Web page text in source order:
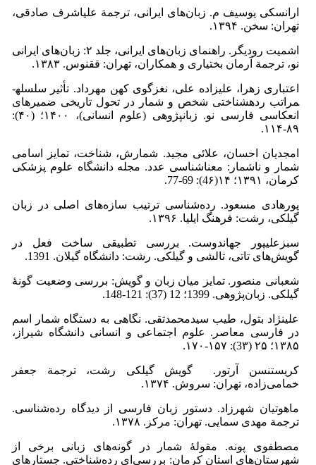
ارانسکی یوسیف م. زبان‌های ایرانی، ترجمة علی­اشرف صادقی،
تهران: سخن. ۱۳۹۴.
اشمیت ‌رودیگر. راهنمای زبان‌های ایرانی، جلد ۲: زبان‌های ایرانی
نو، ترجمة آرمان بختیاری و همکاران، تهران: ققنوس. ۱۳۸۳.
اعتباری زهرا، علیزاده علی، نغزگوی کهن مهرداد. تأثیر سلسله­
مراتب رده­شناختی شخص و شمار در تحول تاریخی ضمیرهای
انعکاسی فارسی نو. زبان­پژوهی (علوم انسانی)، ۱۴۰۰؛ (۴۰):
۸۹-۱۱۴.
امجدیان احسان، علائی مجید. شمارش، شناخت، تمایز اسامی
شمار و ناشمار: معناشناسی عدد. مجله دانشگاه علوم پزشکی
کرمان، ۱۳۹۱؛ ۱۴(4۶): 69-77.
پورهادی مسعود. رده‌شناسی ترتیب سازه‌های اصلی در زبان
گیلکی، رشت: فرهنگ ایلیا. ۱۳۹۶.
سبزعلیپور جهاندوست. بررسی تطبیقی ساخت فعل در
گویش‌های تاتی، تالشی و گیلکی. رشت: دانشگاه گیلان. 1391.
شعبانی منصور. تمایز میان زبان و گویش: بررسی وضعیت گونۀ
گیلکی. زبان‌پژوهی. 1399؛ 12 (37): 121-148.
علی­نژاد بتول، طیب سیدمحمدتقی. نگاهی به دستگاه شمار اسم
در فارسی معاصر. علوم اجتماعی و انسانی دانشگاه شیراز،
۱۳۸۵؛ ۲۵ (3۳): ۱۵۷-۱۷۰.
کریستن­سن ‌آرتور. گویش گیلکی رشت، ترجمة جعفر
خمامی‌زاده، تهران: سروش. ۱۳۷۴.
ماهوتیان شهرزاد. دستور زبان فارسی از دیدگاه رده‌شناسی.
ترجمة مهدی سمایی. تهران: مرکز. ۱۳۷۸.
مصطفوی پونه. مقولۀ شمار در گونه‌های زبانی برخی از
شهرستان‌های استان کرمان: بررسی‌ای رده‌شناختی. جستارهای